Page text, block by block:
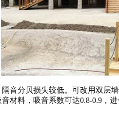
音分贝损失较低。可改用双层
材料，吸音系数可达0.8-0.9